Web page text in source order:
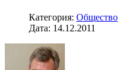
Категория: Общество
Дата: 14.12.2011